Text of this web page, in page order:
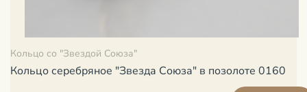
Кольцо со "Звездой Союза"
Кольцо серебряное "Звезда Союза" в позолоте 0160